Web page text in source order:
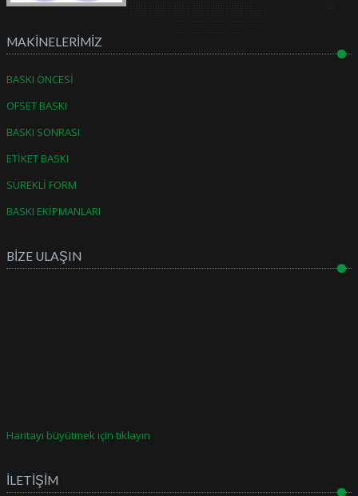
MAKİNELERİMİZ
BASKI ÖNCESİ
OFSET BASKI
BASKI SONRASI
ETİKET BASKI
SÜREKLİ FORM
BASKI EKİPMANLARI
BİZE ULAŞIN
Haritayı büyütmek için tıklayın
İLETİŞİM